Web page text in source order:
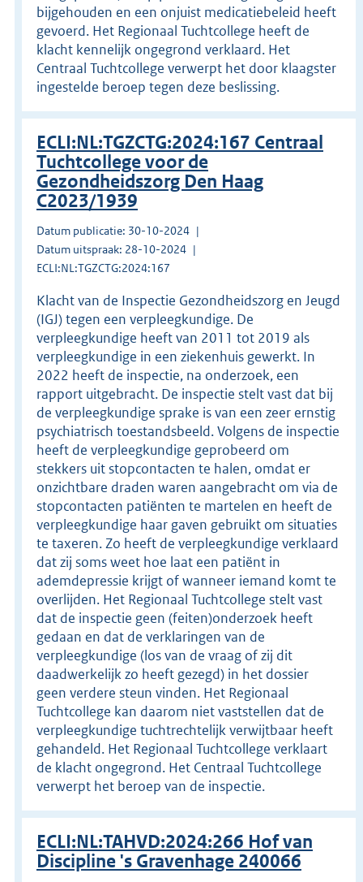
bijgehouden en een onjuist medicatiebeleid heeft
gevoerd. Het Regionaal Tuchtcollege heeft de
klacht kennelijk ongegrond verklaard. Het
Centraal Tuchtcollege verwerpt het door klaagster
ingestelde beroep tegen deze beslissing.
ECLI:NL:TGZCTG:2024:167 Centraal
Tuchtcollege voor de
Gezondheidszorg Den Haag
C2023/1939
Datum publicatie: 30-10-2024
Datum uitspraak: 28-10-2024
ECLI:NL:TGZCTG:2024:167
Klacht van de Inspectie Gezondheidszorg en Jeugd
(IGJ) tegen een verpleegkundige. De
verpleegkundige heeft van 2011 tot 2019 als
verpleegkundige in een ziekenhuis gewerkt. In
2022 heeft de inspectie, na onderzoek, een
rapport uitgebracht. De inspectie stelt vast dat bij
de verpleegkundige sprake is van een zeer ernstig
psychiatrisch toestandsbeeld. Volgens de inspectie
heeft de verpleegkundige geprobeerd om
stekkers uit stopcontacten te halen, omdat er
onzichtbare draden waren aangebracht om via de
stopcontacten patiënten te martelen en heeft de
verpleegkundige haar gaven gebruikt om situaties
te taxeren. Zo heeft de verpleegkundige verklaard
dat zij soms weet hoe laat een patiënt in
ademdepressie krijgt of wanneer iemand komt te
overlijden. Het Regionaal Tuchtcollege stelt vast
dat de inspectie geen (feiten)onderzoek heeft
gedaan en dat de verklaringen van de
verpleegkundige (los van de vraag of zij dit
daadwerkelijk zo heeft gezegd) in het dossier
geen verdere steun vinden. Het Regionaal
Tuchtcollege kan daarom niet vaststellen dat de
verpleegkundige tuchtrechtelijk verwijtbaar heeft
gehandeld. Het Regionaal Tuchtcollege verklaart
de klacht ongegrond. Het Centraal Tuchtcollege
verwerpt het beroep van de inspectie.
ECLI:NL:TAHVD:2024:266 Hof van
Discipline 's Gravenhage 240066